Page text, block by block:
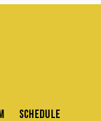
SCHEDULE